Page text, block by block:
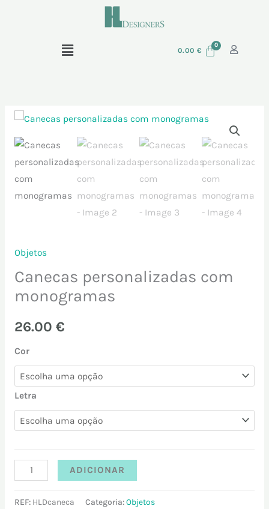
Menu 0.00 €
Objetos
Canecas personalizadas com
monogramas
26.00 €
Cor
Letra
Quantidade
de
personalizadas
monogramas
ADICIONAR
REF: HLDcaneca Categoria:Objetos